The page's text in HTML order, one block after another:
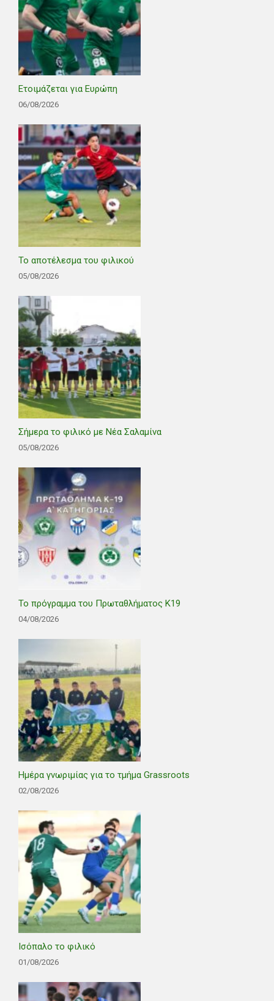
Ετοιμάζεται για Ευρώπη
06/08/2026
Το αποτέλεσμα του φιλικού
05/08/2026
Σήμερα το φιλικό με Νέα Σαλαμίνα
05/08/2026
Το πρόγραμμα του Πρωταθλήματος Κ19
04/08/2026
Ημέρα γνωριμίας για το τμήμα Grassroots
02/08/2026
Ισόπαλο το φιλικό
01/08/2026